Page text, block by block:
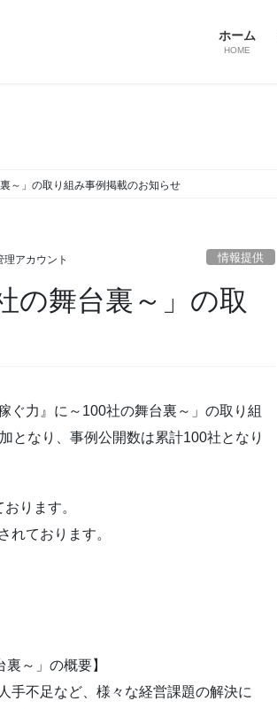
ホーム
HOME
～」の取り組み事例掲載のお知らせ
アカウント 情報提供
の舞台裏～」の取
ぐ力』に～100社の舞台裏～」の取り組
となり、事例公開数は累計100社となり
ります。
れております。
～」の概要】
手不足など、様々な経営課題の解決に